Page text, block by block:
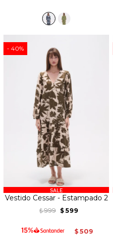
40
Vestido Cessar - Estampado 2
$ 999 $ 599
$ 509